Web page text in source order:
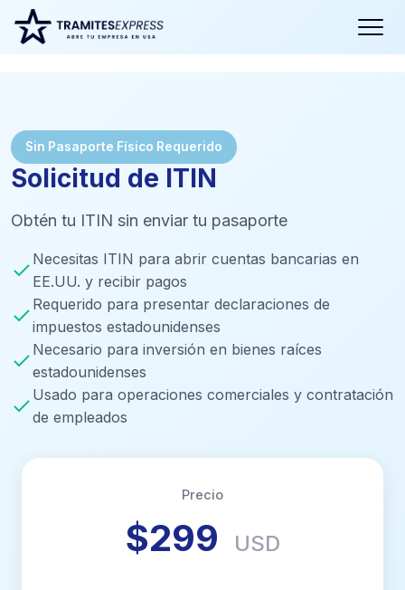
Sin Pasaporte Físico Requerido
Solicitud de ITIN
Obtén tu ITIN sin enviar tu pasaporte
Necesitas ITIN para abrir cuentas bancarias en
EE.UU. y recibir pagos
Requerido para presentar declaraciones de
impuestos estadounidenses
Necesario para inversión en bienes raíces
estadounidenses
Usado para operaciones comerciales y contratación
de empleados
Precio
$299 USD